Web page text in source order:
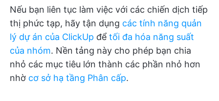
Nếu bạn liên tục làm việc với các chiến dịch tiếp
thị phức tạp, hãy tận dụng các tính năng quản
lý dự án của ClickUp để tối đa hóa năng suất
của nhóm. Nền tảng này cho phép bạn chia
nhỏ các mục tiêu lớn thành các phần nhỏ hơn
nhờ cơ sở hạ tầng Phân cấp.